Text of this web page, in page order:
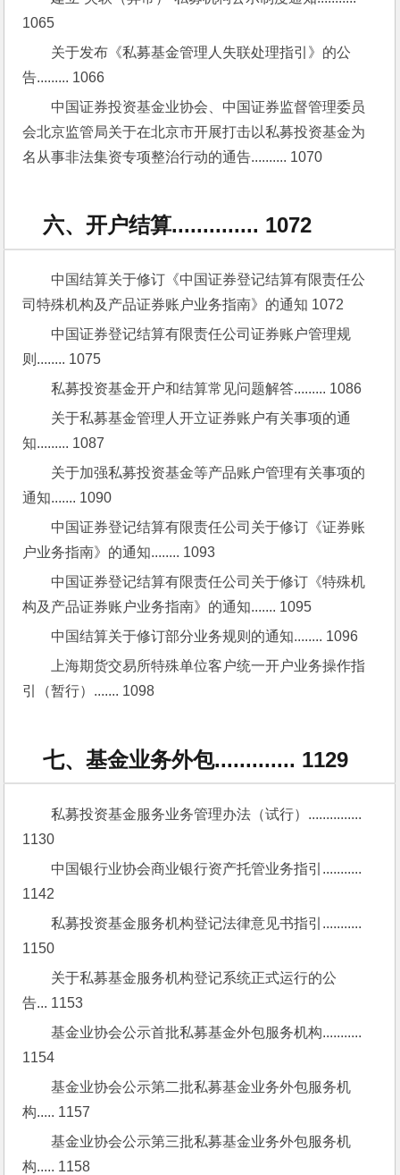
1065
关于发布《私募基金管理人失联处理指引》的公
告......... 1066
中国证券投资基金业协会、中国证券监督管理委员
会北京监管局关于在北京市开展打击以私募投资基金为
名从事非法集资专项整治行动的通告.......... 1070
六、开户结算.............. 1072
中国结算关于修订《中国证券登记结算有限责任公
司特殊机构及产品证券账户业务指南》的通知 1072
中国证券登记结算有限责任公司证券账户管理规
则........ 1075
私募投资基金开户和结算常见问题解答......... 1086
关于私募基金管理人开立证券账户有关事项的通
知......... 1087
关于加强私募投资基金等产品账户管理有关事项的
通知....... 1090
中国证券登记结算有限责任公司关于修订《证券账
户业务指南》的通知........ 1093
中国证券登记结算有限责任公司关于修订《特殊机
构及产品证券账户业务指南》的通知....... 1095
中国结算关于修订部分业务规则的通知........ 1096
上海期货交易所特殊单位客户统一开户业务操作指
引（暂行）....... 1098
七、基金业务外包............. 1129
私募投资基金服务业务管理办法（试行）...............
1130
中国银行业协会商业银行资产托管业务指引...........
1142
私募投资基金服务机构登记法律意见书指引...........
1150
关于私募基金服务机构登记系统正式运行的公
告... 1153
基金业协会公示首批私募基金外包服务机构...........
1154
基金业协会公示第二批私募基金业务外包服务机
构..... 1157
基金业协会公示第三批私募基金业务外包服务机
构..... 1158